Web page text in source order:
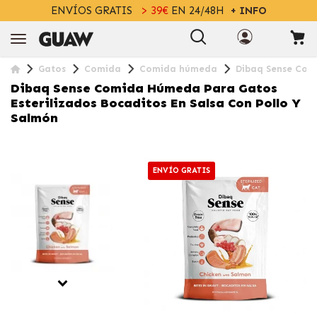
ENVÍOS GRATIS > 39€EN 24/48H + INFO
Gatos Comida Comida húmeda Dibaq Sense
Dibaq Sense Comida Húmeda Para Gatos
Esterilizados Bocaditos En Salsa Con Pollo Y
Salmón
ENVÍO GRATIS